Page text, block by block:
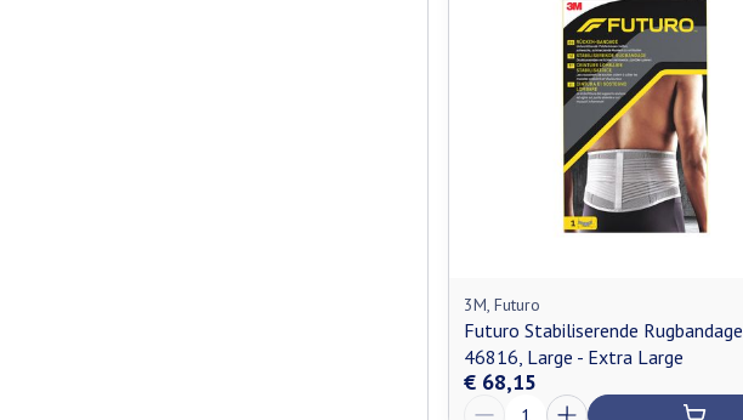
3M, Futuro
Futuro Stabiliserende Rugbandage
46816, Large - Extra Large
€ 68,15